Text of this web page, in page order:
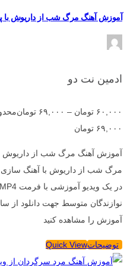
آموزش آهنگ مرگ شب از داریوش با
ادمین نت دو
۶۰,۰۰۰ تومان – ۶۹,۰۰۰ تومان
۶۹,۰۰۰ تومان
آموزش آهنگ مرگ شب از داریوش با
مرگ شب از داریوش با آهنگ سازی
نوازندگان متوسط جهت دانلود از
آموزش را مشاهده کنید
توضیحاتQuick View